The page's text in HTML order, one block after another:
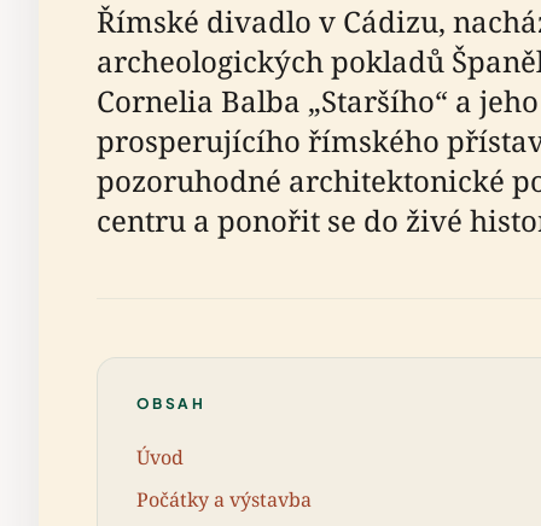
Římské divadlo v Cádizu,
archeologických pokladů
Cornelia Balba „Staršího“ a
prosperujícího římského
pozoruhodné architektonické
centru a ponořit se do živé
OBSAH
Úvod
Počátky a výstavba